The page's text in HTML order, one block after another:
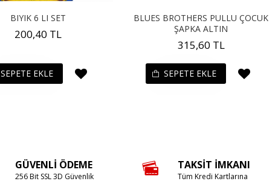
BIYIK 6 LI SET
200,40 TL
SEPETE EKLE
BLUES BROTHERS PULLU ÇOCUK
ŞAPKA ALTIN
315,60 TL
SEPETE EKLE
GÜVENLI ÖDEME
256 Bit SSL 3D Güvenlik
TAKSIT İMKANI
Tüm Kredi Kartlarına